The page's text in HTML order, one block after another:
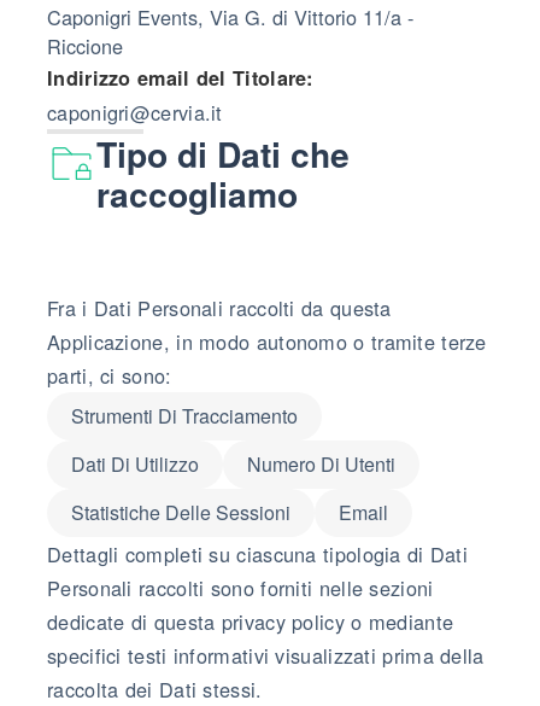
Caponigri Events, Via G. di Vittorio 11/a -
Riccione
Indirizzo email del Titolare:
caponigri@cervia.it
Tipo di Dati che
raccogliamo
Fra i Dati Personali raccolti da questa
Applicazione, in modo autonomo o tramite terze
parti, ci sono:
Strumenti Di Tracciamento
Dati Di Utilizzo
Numero Di Utenti
Statistiche Delle Sessioni
Email
Dettagli completi su ciascuna tipologia di Dati
Personali raccolti sono forniti nelle sezioni
dedicate di questa privacy policy o mediante
specifici testi informativi visualizzati prima della
raccolta dei Dati stessi.